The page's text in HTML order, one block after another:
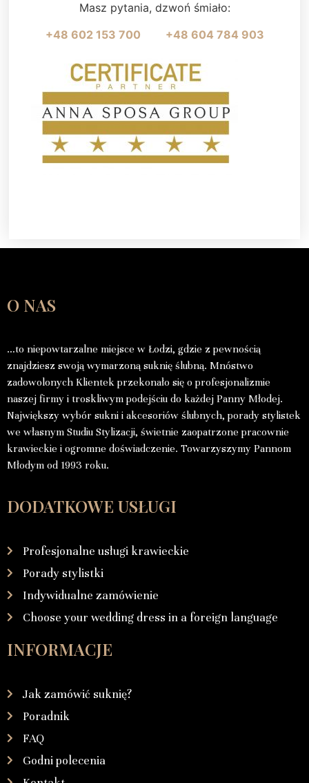
Masz pytania, dzwoń śmiało:
+48 602 153 700
+48 604 784 903
O NAS
…to niepowtarzalne miejsce w Łodzi, gdzie z pewnością
znajdziesz swoją wymarzoną suknię ślubną. Mnóstwo
zadowolonych Klientek przekonało się o profesjonalizmie
naszej firmy i troskliwym podejściu do każdej Panny Młodej.
Największy wybór sukni i akcesoriów ślubnych, porady stylistek
we własnym Studiu Stylizacji, świetnie zaopatrzone pracownie
krawieckie i ogromne doświadczenie. Towarzyszymy Pannom
Młodym od 1993 roku.
DODATKOWE USŁUGI
Profesjonalne usługi krawieckie
Porady stylistki
Indywidualne zamówienie
Choose your wedding dress in a foreign language
INFORMACJE
Jak zamówić suknię?
Poradnik
FAQ
Godni polecenia